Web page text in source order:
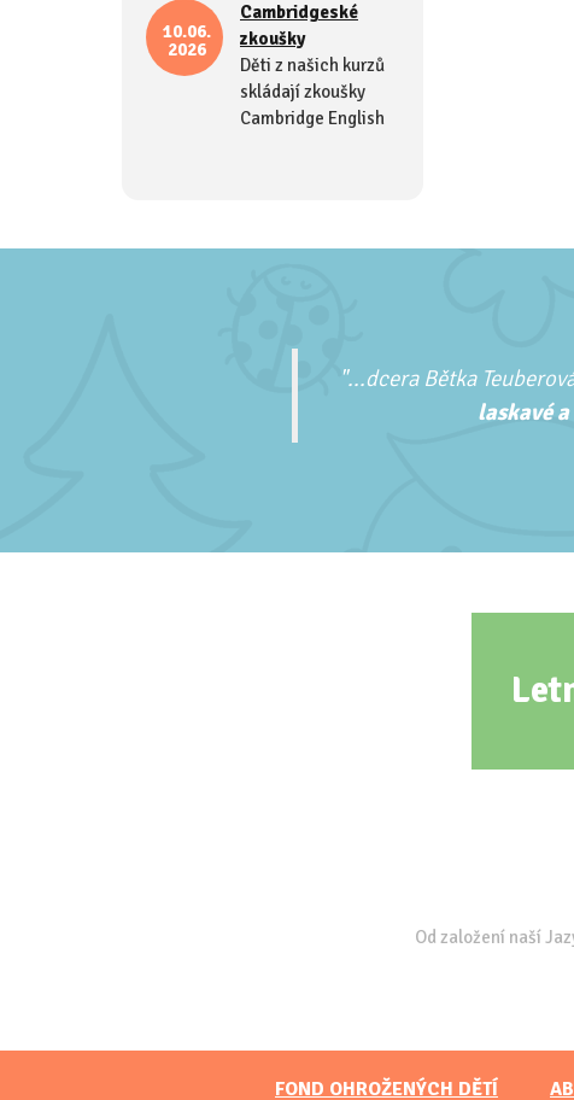
10.06.
2026
Cambridgeské
zkoušky
Děti z našich kurzů
skládají zkoušky
Cambridge English
"...dcera Bětka
laskavé
Od založení naší
FOND OHROŽENÝCH DĚTÍ